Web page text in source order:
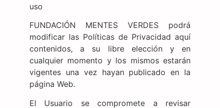
uso
FUNDACIÓN MENTES VERDES podrá
modificar las Políticas de Privacidad aquí
contenidos, a su libre elección y en
cualquier momento y los mismos estarán
vigentes una vez hayan publicado en la
página Web.
El Usuario se compromete a revisar